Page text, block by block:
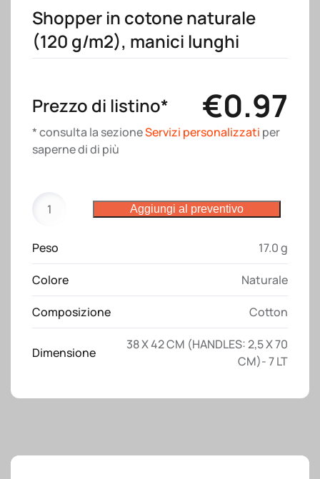
Shopper in cotone naturale
(120 g/m2), manici lunghi
Prezzo di listino* €0.97
* consulta la sezioneServizi personalizzati per
saperne di di più
naturale,
manici
lunghi
Aggiungi al preventivo
Peso 17.0 g
Colore Naturale
Composizione Cotton
Dimensione
38 X 42 CM (HANDLES: 2,5 X 70
CM)- 7 LT